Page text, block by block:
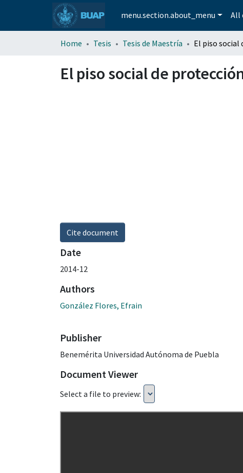
menu.section.about_menu All
Home Tesis Tesis de Maestría
El piso social de
Cite document
Date
2014-12
Authors
González Flores, Efrain
Publisher
Benemérita Universidad Autónoma de Puebla
Document Viewer
Select a file to preview: